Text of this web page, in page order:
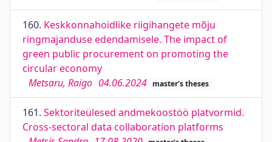
160. Keskkonnahoidlike riigihangete mõju
ringmajanduse edendamisele. The impact of
green public procurement on promoting the
circular economy
Metsaru, Raigo 04.06.2024 master's theses
161. Sektoriteülesed andmekoostöö platvormid.
Cross-sectoral data collaboration platforms